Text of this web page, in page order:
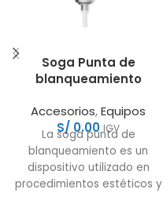
Soga Punta de
blanqueamiento
Accesorios,Equipos
S/ 0.00 IGV
La soga punta de
blanqueamiento es un
dispositivo utilizado en
procedimientos estéticos y